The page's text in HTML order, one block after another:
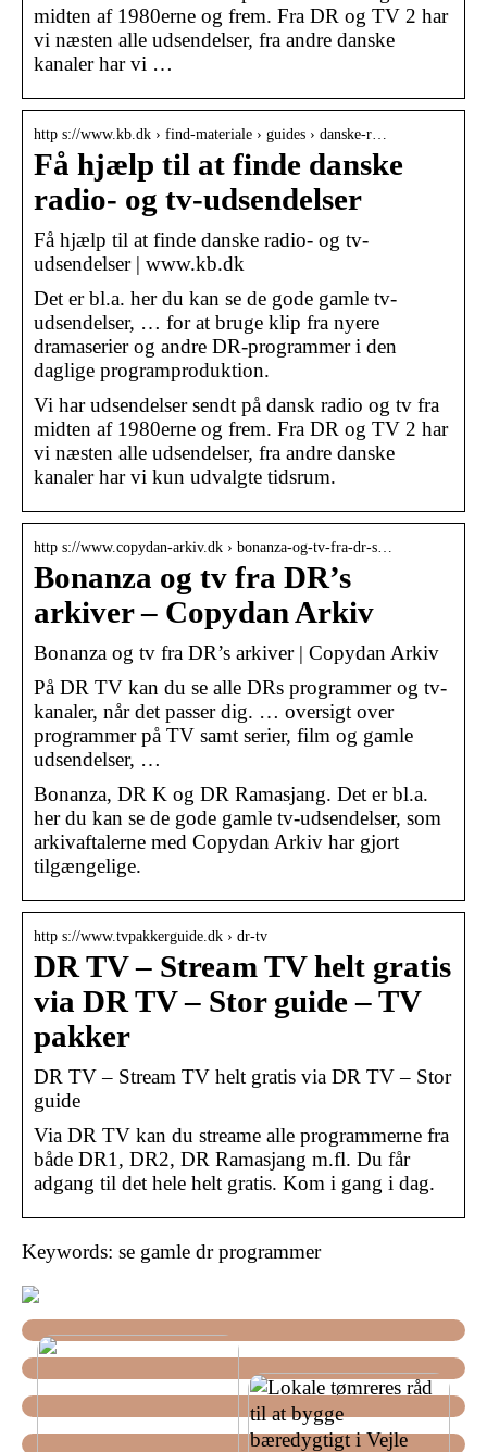
midten af 1980erne og frem. Fra DR og TV 2 har
vi næsten alle udsendelser, fra andre danske
kanaler har vi …
http s://www.kb.dk › find-materiale › guides › danske-r…
Få hjælp til at finde danske
radio- og tv-udsendelser
Få hjælp til at finde danske radio- og tv-
udsendelser | www.kb.dk
Det er bl.a. her du kan se de gode gamle tv-
udsendelser, … for at bruge klip fra nyere
dramaserier og andre DR-programmer i den
daglige programproduktion.
Vi har udsendelser sendt på dansk radio og tv fra
midten af 1980erne og frem. Fra DR og TV 2 har
vi næsten alle udsendelser, fra andre danske
kanaler har vi kun udvalgte tidsrum.
http s://www.copydan-arkiv.dk › bonanza-og-tv-fra-dr-s…
Bonanza og tv fra DR’s
arkiver – Copydan Arkiv
Bonanza og tv fra DR’s arkiver | Copydan Arkiv
På DR TV kan du se alle DRs programmer og tv-
kanaler, når det passer dig. … oversigt over
programmer på TV samt serier, film og gamle
udsendelser, …
Bonanza, DR K og DR Ramasjang. Det er bl.a.
her du kan se de gode gamle tv-udsendelser, som
arkivaftalerne med Copydan Arkiv har gjort
tilgængelige.
http s://www.tvpakkerguide.dk › dr-tv
DR TV – Stream TV helt gratis
via DR TV – Stor guide – TV
pakker
DR TV – Stream TV helt gratis via DR TV – Stor
guide
Via DR TV kan du streame alle programmerne fra
både DR1, DR2, DR Ramasjang m.fl. Du får
adgang til det hele helt gratis. Kom i gang i dag.
Keywords: se gamle dr programmer